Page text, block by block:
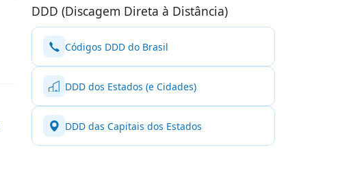
DDD (Discagem Direta à Distância)
Códigos DDD do Brasil
DDD dos Estados (e Cidades)
DDD das Capitais dos Estados